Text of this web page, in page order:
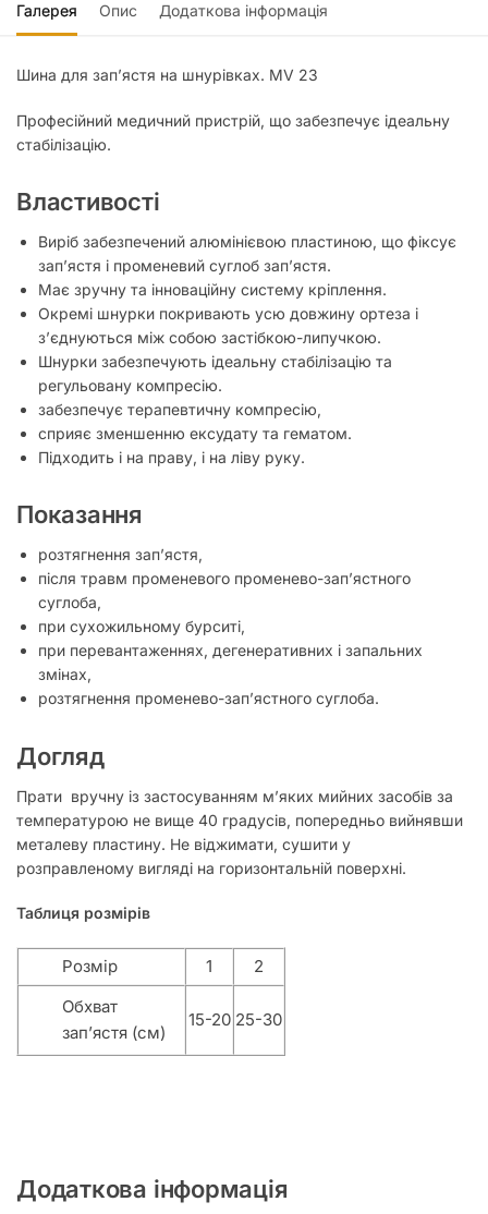
Галерея Опис Додаткова інформація
Шина для зап’ястя на шнурівках. MV 23
Професійний медичний пристрій, що забезпечує ідеальну
стабілізацію.
Властивості
Виріб забезпечений алюмінієвою пластиною, що фіксує
зап’ястя і променевий суглоб зап’ястя.
Має зручну та інноваційну систему кріплення.
Окремі шнурки покривають усю довжину ортеза і
з’єднуються між собою застібкою-липучкою.
Шнурки забезпечують ідеальну стабілізацію та
регульовану компресію.
забезпечує терапевтичну компресію,
сприяє зменшенню ексудату та гематом.
Підходить і на праву, і на ліву руку.
Показання
розтягнення зап’ястя,
після травм променевого променево-зап’ястного
суглоба,
при сухожильному бурситі,
при перевантаженнях, дегенеративних і запальних
змінах,
розтягнення променево-зап’ястного суглоба.
Догляд
Прати вручну із застосуванням м’яких мийних засобів за
температурою не вище 40 градусів, попередньо вийнявши
металеву пластину. Не віджимати, сушити у
розправленому вигляді на горизонтальній поверхні.
Таблиця розмірів
Розмір 1
2
Обхват
зап’ястя (см)
15-20 25-30
Додаткова інформація